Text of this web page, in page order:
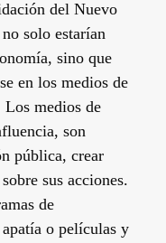
del Nuevo
solo estarían
sino que
en los medios de
medios de
son
pública, crear
sus acciones.
de
o películas y